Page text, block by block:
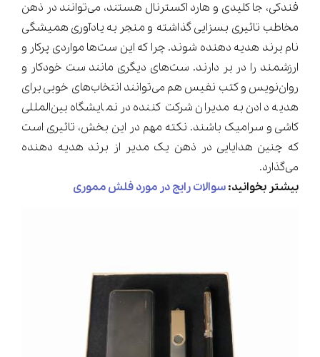
فندکی، جا کلیدی و هارد اکسترنال هستند، می‌توانند در ذهن
مخاطب تاثیری بسزایی گذاشته و منجر به یادآوری همیشگی
نام برند هدیه دهنده شوند. چرا که این ست‌ها مواردی پرکار و
ارزشمند را در بر دارند. ست‌های دیگری مانند ست خودکار و
روان‌نویس و کتب نفیس هم می‌توانند انتخاب‌های خوبی برای
هدیه دادن به مدیران شرکت کننده در نمایشگاه بین‌المللی
کاشی و سرامیک باشند. نکته مهم در این بخش، تاثیری است
که چنین هدایایی در ذهن یک مدیر از برند هدیه دهنده
می‌گذارد.
بیشتر بخوانید:سوالات رایج در مورد فلش مموری